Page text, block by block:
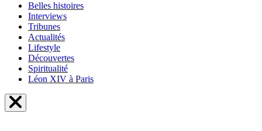
Belles histoires
Interviews
Tribunes
Actualités
Lifestyle
Découvertes
Spiritualité
Léon XIV à Paris